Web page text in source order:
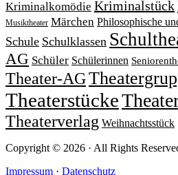
Kriminalkomödie Kriminalstück
Musiktheater Märchen Philosophische
Schule Schulklassen
AG Schüler Schülerinnen
Theater-AG
Theaterstücke
Theaterverlag Weihnachtsstück
Copyright © 2026 · All Rights
Impressum · Datenschutz